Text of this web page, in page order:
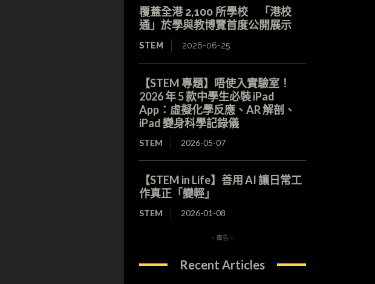
覆蓋全港 2,100 所學校 「港校
通」於學與教博覽首度公開展示
STEM 2026-06-25
【STEM 專題】唔使入實驗室！
2026 年 5 款中學生必裝 iPad
App：虛擬化學反應、AR 解剖、
iPad 變身科學記錄儀
STEM 2026-05-07
【STEM in Life】善用 AI 讓日常工
作真正「變輕」
STEM 2026-01-08
- 廣告 -
Recent Articles